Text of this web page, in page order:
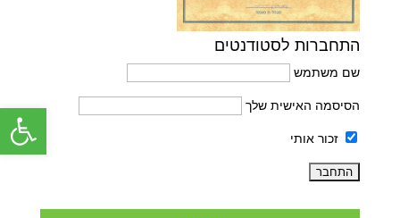
פתח
התחברות לסטודנטים
שם משתמש
הסיסמה האישית שלך
זכור אותי